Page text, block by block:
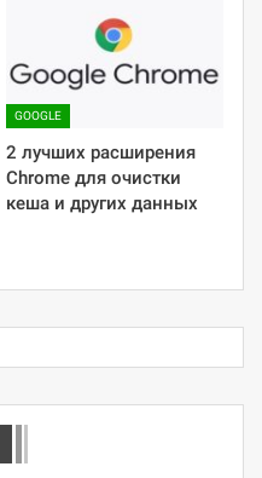
GOOGLE
2 лучших расширения
Chrome для очистки
кеша и других данных